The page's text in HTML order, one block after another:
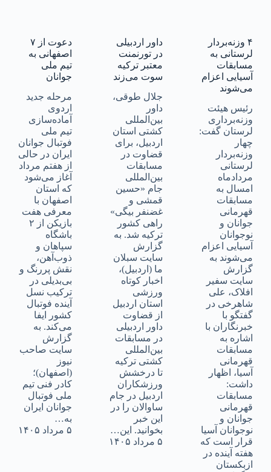
۴ وزنه‌بردار
لرستانی به
مسابقات
آسیایی اعزام
می‌شوند
رئیس هیئت
وزنه‌برداری
لرستان گفت:
چهار
وزنه‌بردار
لرستانی
مردادماه
امسال به
مسابقات
قهرمانی
جوانان و
نوجوانان
آسیایی اعزام
می‌شوند به
گزارش
سایت سفیر
افلاک، علی
شاهرخی در
گفتگو با
خبرنگاران با
اشاره به
مسابقات
قهرمانی
آسیا، اظهار
داشت:
مسابقات
قهرمانی
جوانان و
نوجوانان آسیا
قرار است که
هفته آینده در
ازبکستان
داور اردبیلی
در تورنمنت
معتبر ترکیه
سوت می‌زند
جلال طوقی،
داور
بین‌المللی
کشتی استان
اردبیل، برای
قضاوت در
مسابقات
بین‌المللی
جام «حسین
قمشی و
غضنفر بیگی»
راهی کشور
ترکیه شد. به
گزارش
سایت سبلان
ما (اردبیل)،
اخبار کوتاه
ورزشی
استان اردبیل
از قضاوت
داور اردبیلی
در مسابقات
بین‌المللی
کشتی ترکیه
تا درخشش
ورزشکاران
اردبیل در جام
ساوالان را در
این خبر
بخوانید. این…
۵ مرداد ۱۴۰۵
دعوت از ۷
اصفهانی به
تیم ملی
جوانان
مرحله جدید
اردوی
آماده‌سازی
تیم ملی
فوتبال جوانان
ایران در حالی
از هفتم مرداد
آغاز می‌شود
که استان
اصفهان با
معرفی هفت
بازیکن از ۲
باشگاه
سپاهان و
ذوب‌آهن،
نقش پررنگ و
بی‌بدیلی در
ترکیب نسل
آینده فوتبال
کشور ایفا
می‌کند. به
گزارش
سایت صاحب
نیوز
(اصفهان)؛
کادر فنی تیم
ملی فوتبال
جوانان ایران
به…
۵ مرداد ۱۴۰۵